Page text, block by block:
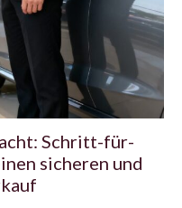
Schritt-für-
sicheren und